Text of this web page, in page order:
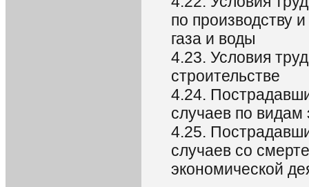
по производству
газа и воды
4.23. Условия
строительстве
4.24.
случаев по видам
4.25.
случаев со
экономической